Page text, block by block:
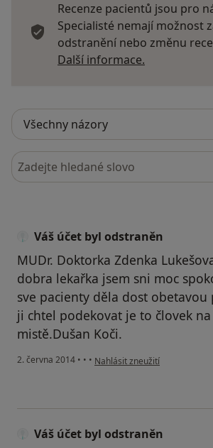
Recenze pacientů jsou pro
Specialisté nemají možnost
odstranění nebo změnu
Další informace.
Hledejte v názorech
Váš účet byl odstraněn
MUDr. Doktorka Zdenka
dobra lekařka jsem sni moc
sve pacienty děla dost obetavou
ji chtel podekovat je to človek na
mistě.Dušan Koči.
2. června 2014 • • • podle názoru uživatele Váš
Nahlásit zneužití
Váš účet byl odstraněn